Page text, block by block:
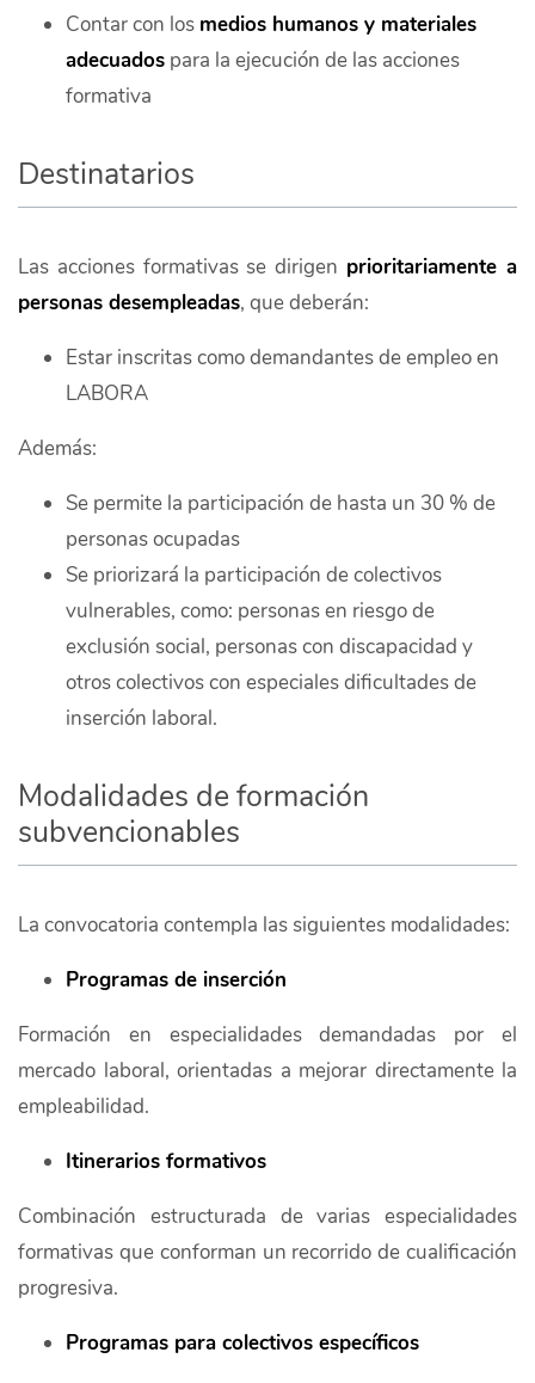
Contar con los medios humanos y materiales
adecuados para la ejecución de las acciones
formativa
Destinatarios
Las acciones formativas se dirigen prioritariamente a
personas desempleadas, que deberán:
Estar inscritas como demandantes de empleo en
LABORA
Además:
Se permite la participación de hasta un 30 % de
personas ocupadas
Se priorizará la participación de colectivos
vulnerables, como: personas en riesgo de
exclusión social, personas con discapacidad y
otros colectivos con especiales dificultades de
inserción laboral.
Modalidades de formación
subvencionables
La convocatoria contempla las siguientes modalidades:
Programas de inserción
Formación en especialidades demandadas por el
mercado laboral, orientadas a mejorar directamente la
empleabilidad.
Itinerarios formativos
Combinación estructurada de varias especialidades
formativas que conforman un recorrido de cualificación
progresiva.
Programas para colectivos específicos